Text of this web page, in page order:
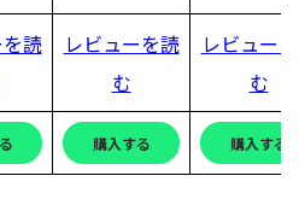
読
レビューを読
む
レビュー
む
購入する 購入する